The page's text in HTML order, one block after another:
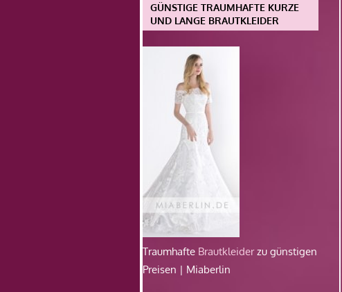
GÜNSTIGE TRAUMHAFTE KURZE
UND LANGE BRAUTKLEIDER
Traumhafte Brautkleiderzu günstigen
Preisen | Miaberlin